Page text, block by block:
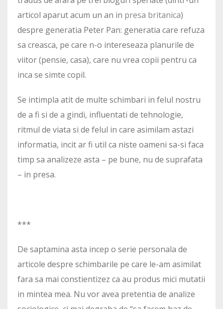
articol aparut acum un an in presa britanica)
despre generatia Peter Pan: generatia care refuza
sa creasca, pe care n-o intereseaza planurile de
viitor (pensie, casa), care nu vrea copii pentru ca
inca se simte copil.
Se intimpla atit de multe schimbari in felul nostru
de a fi si de a gindi, influentati de tehnologie,
ritmul de viata si de felul in care asimilam astazi
informatia, incit ar fi util ca niste oameni sa-si faca
timp sa analizeze asta – pe bune, nu de suprafata
– in presa.
***
De saptamina asta incep o serie personala de
articole despre schimbarile pe care le-am asimilat
fara sa mai constientizez ca au produs mici mutatii
in mintea mea. Nu vor avea pretentia de analize